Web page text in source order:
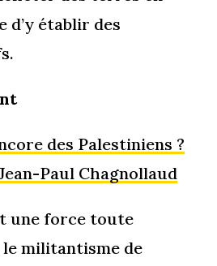
d’y établir des
des Palestiniens ?
Paul Chagnollaud
une force toute
militantisme de